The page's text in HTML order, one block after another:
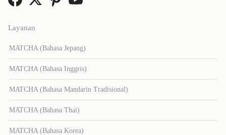
Layanan
MATCHA (Bahasa Jepang)
MATCHA (Bahasa Inggris)
MATCHA (Bahasa Mandarin Tradisional)
MATCHA (Bahasa Thai)
MATCHA (Bahasa Korea)